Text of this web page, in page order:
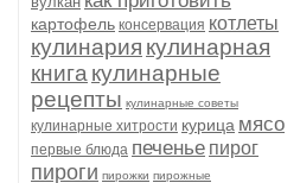
картофель консервация котлеты
кулинария кулинарная
книга кулинарные
рецепты кулинарные советы
кулинарные хитрости курица мясо
первые блюда печенье пирог
пироги пирожки пирожные